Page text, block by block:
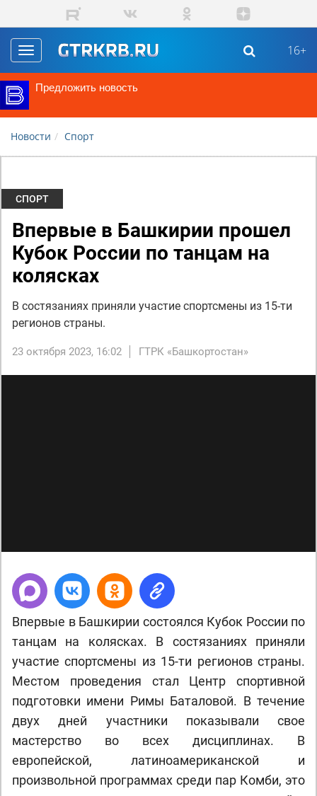
Перейти к основному содержанию
Toggle
navigation
16+
Предложить новость
Новости Спорт
СПОРТ
Впервые в Башкирии прошел
Кубок России по танцам на
колясках
В состязаниях приняли участие спортсмены из 15-ти
регионов страны.
23 октября 2023, 16:02 ГТРК «Башкортостан»
Впервые в Башкирии состоялся Кубок России по
танцам на колясках. В состязаниях приняли
участие спортсмены из 15-ти регионов страны.
Местом проведения стал Центр спортивной
подготовки имени Римы Баталовой. В течение
двух дней участники показывали свое
мастерство во всех дисциплинах. В
европейской, латиноамериканской и
произвольной программах среди пар Комби, это